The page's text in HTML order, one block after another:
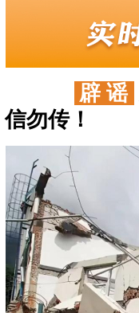
辟 谣
信勿传！